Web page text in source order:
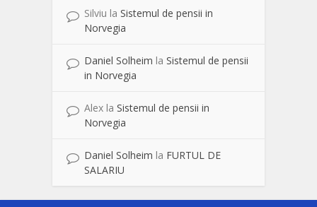
Silviu la Sistemul de pensii in
Norvegia
Daniel Solheim la Sistemul de pensii
in Norvegia
Alex la Sistemul de pensii in
Norvegia
Daniel Solheim la FURTUL DE
SALARIU